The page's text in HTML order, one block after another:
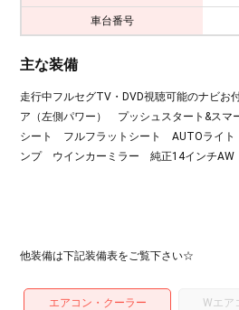
車台番号
主な装備
走行中フルセグTV・DVD視聴可能のナビ
ア（左側パワー） プッシュスタート&ス
シート フルフラットシート AUTOライ
ンプ ウインカーミラー 純正14インチ
他装備は下記装備表をご覧下さい☆
エアコン・クーラー Wエア